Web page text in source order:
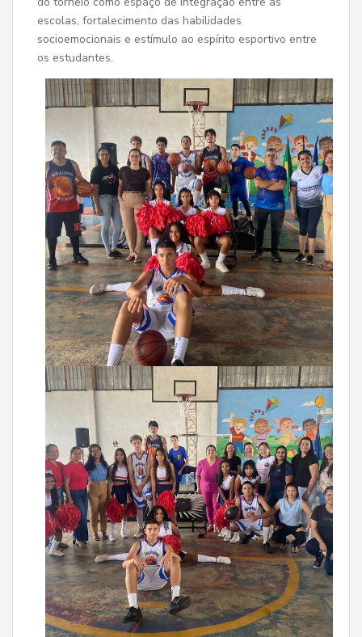
escolas, fortalecimento das habilidades
socioemocionais e estímulo ao espírito esportivo entre
os estudantes.